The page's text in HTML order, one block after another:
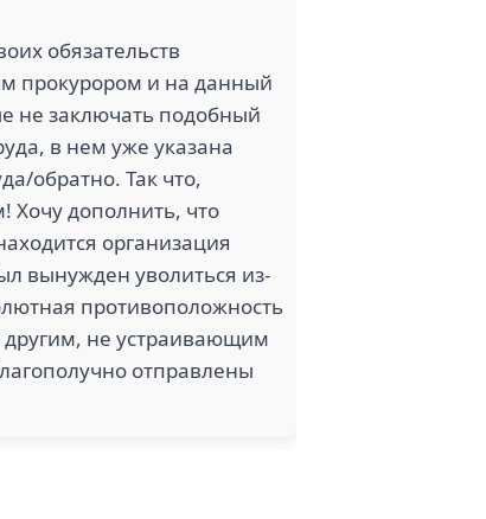
обязательств
прокурором и на данный
не заключать подобный
в нем уже указана
обратно. Так что,
Хочу дополнить, что
организация
вынужден уволиться из-
противоположность
не устраивающим
отправлены